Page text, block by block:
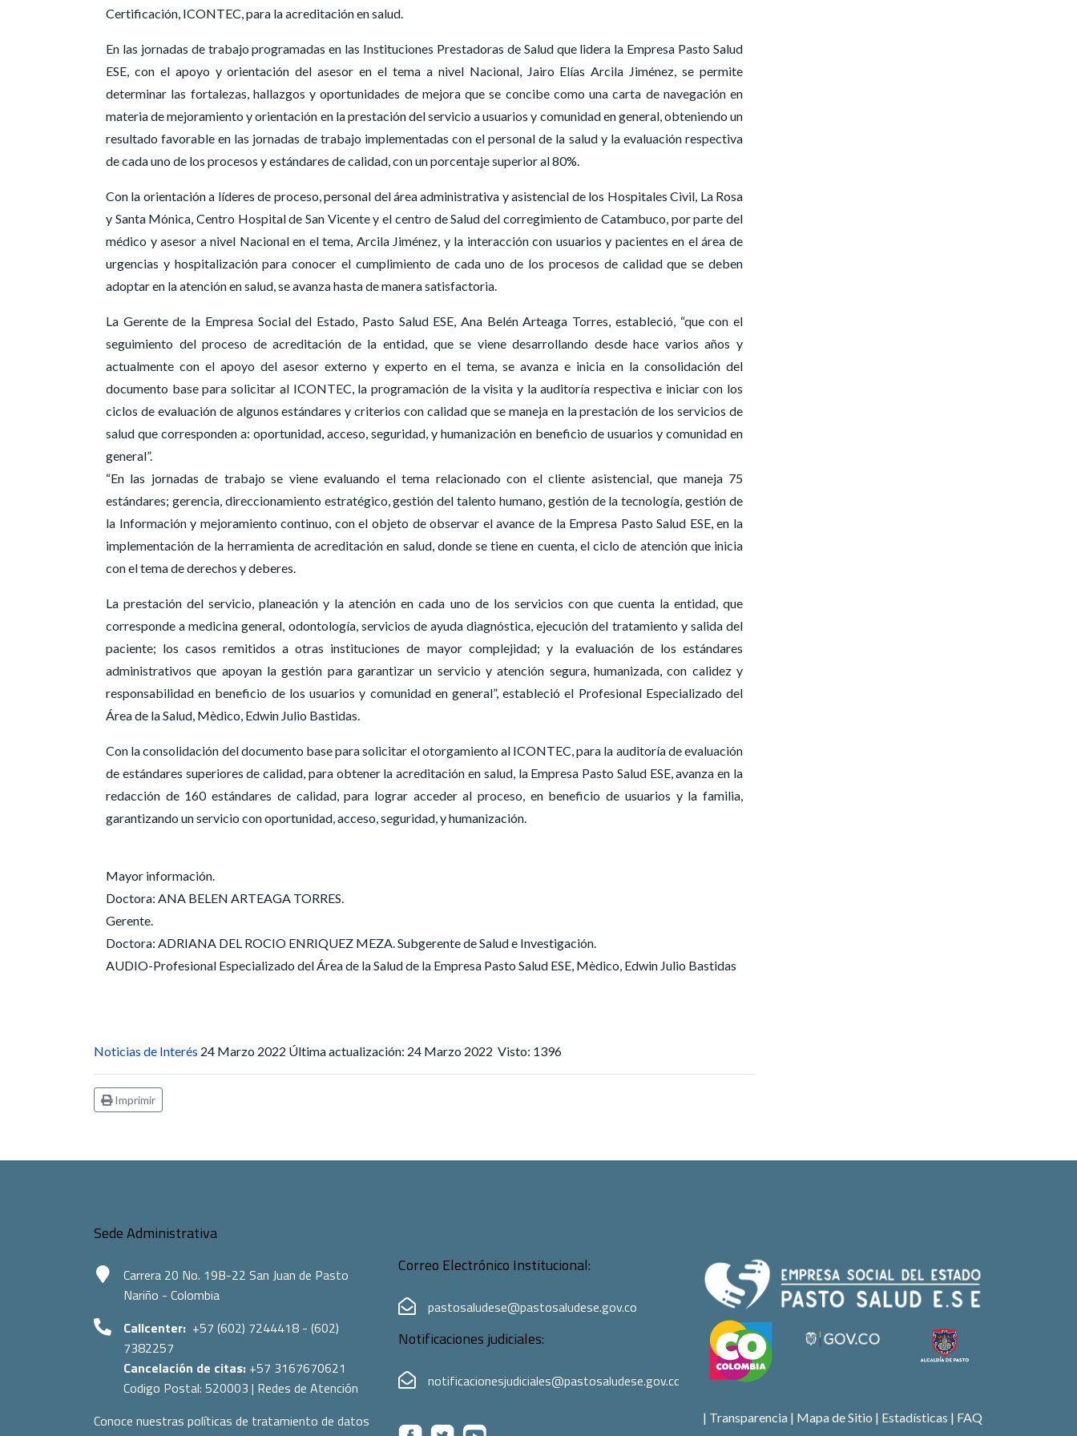
Certificación, ICONTEC, para la acreditación en salud.
En las jornadas de trabajo programadas en las Instituciones Prestadoras de Salud que lidera la Empresa Pasto Salud
ESE, con el apoyo y orientación del asesor en el tema a nivel Nacional, Jairo Elías Arcila Jiménez, se permite
determinar las fortalezas, hallazgos y oportunidades de mejora que se concibe como una carta de navegación en
materia de mejoramiento y orientación en la prestación del servicio a usuarios y comunidad en general, obteniendo un
resultado favorable en las jornadas de trabajo implementadas con el personal de la salud y la evaluación respectiva
de cada uno de los procesos y estándares de calidad, con un porcentaje superior al 80%.
Con la orientación a líderes de proceso, personal del área administrativa y asistencial de los Hospitales Civil, La Rosa
y Santa Mónica, Centro Hospital de San Vicente y el centro de Salud del corregimiento de Catambuco, por parte del
médico y asesor a nivel Nacional en el tema, Arcila Jiménez, y la interacción con usuarios y pacientes en el área de
urgencias y hospitalización para conocer el cumplimiento de cada uno de los procesos de calidad que se deben
adoptar en la atención en salud, se avanza hasta de manera satisfactoria.
La Gerente de la Empresa Social del Estado, Pasto Salud ESE, Ana Belén Arteaga Torres, estableció, “que con el
seguimiento del proceso de acreditación de la entidad, que se viene desarrollando desde hace varios años y
actualmente con el apoyo del asesor externo y experto en el tema, se avanza e inicia en la consolidación del
documento base para solicitar al ICONTEC, la programación de la visita y la auditoría respectiva e iniciar con los
ciclos de evaluación de algunos estándares y criterios con calidad que se maneja en la prestación de los servicios de
salud que corresponden a: oportunidad, acceso, seguridad, y humanización en beneficio de usuarios y comunidad en
general”.
“En las jornadas de trabajo se viene evaluando el tema relacionado con el cliente asistencial, que maneja 75
estándares; gerencia, direccionamiento estratégico, gestión del talento humano, gestión de la tecnología, gestión de
la Información y mejoramiento continuo, con el objeto de observar el avance de la Empresa Pasto Salud ESE, en la
implementación de la herramienta de acreditación en salud, donde se tiene en cuenta, el ciclo de atención que inicia
con el tema de derechos y deberes.
La prestación del servicio, planeación y la atención en cada uno de los servicios con que cuenta la entidad, que
corresponde a medicina general, odontología, servicios de ayuda diagnóstica, ejecución del tratamiento y salida del
paciente; los casos remitidos a otras instituciones de mayor complejidad; y la evaluación de los estándares
administrativos que apoyan la gestión para garantizar un servicio y atención segura, humanizada, con calidez y
responsabilidad en beneficio de los usuarios y comunidad en general”, estableció el Profesional Especializado del
Área de la Salud, Mèdico, Edwin Julio Bastidas.
Con la consolidación del documento base para solicitar el otorgamiento al ICONTEC, para la auditoría de evaluación
de estándares superiores de calidad, para obtener la acreditación en salud, la Empresa Pasto Salud ESE, avanza en la
redacción de 160 estándares de calidad, para lograr acceder al proceso, en beneficio de usuarios y la familia,
garantizando un servicio con oportunidad, acceso, seguridad, y humanización.
Mayor información.
Doctora: ANA BELEN ARTEAGA TORRES.
Gerente.
Doctora: ADRIANA DEL ROCIO ENRIQUEZ MEZA. Subgerente de Salud e Investigación.
AUDIO-Profesional Especializado del Área de la Salud de la Empresa Pasto Salud ESE, Mèdico, Edwin Julio Bastidas
Noticias de Interés 24 Marzo 2022 Última actualización: 24 Marzo 2022 Visto: 1396
Imprimir
Sede Administrativa
Carrera 20 No. 19B-22 San Juan de Pasto
Nariño - Colombia
Callcenter: +57 (602) 7244418 - (602)
7382257
Cancelación de citas: +57 3167670621
Codigo Postal: 520003 | Redes de Atención
Conoce nuestras políticas de tratamiento de datos
Correo Electrónico Institucional:
pastosaludese@pastosaludese.gov.co
Notificaciones judiciales:
notificacionesjudiciales@pastosaludese.gov.co
| Transparencia | Mapa de Sitio | Estadísticas | FAQ